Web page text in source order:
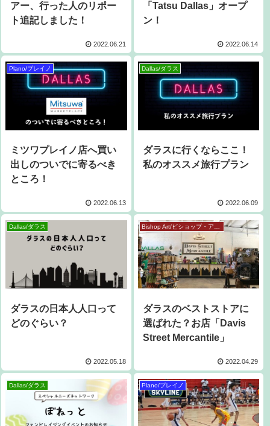
アー、行った人のリポー
ト追記しました！
2022.06.21
「Tatsu Dallas」オープ
ン！
2022.06.14
Plano/プレイノ
ミツワプレイノ店へ買い
出しのついでに寄るべき
ところ！
2022.06.13
Dallas/ダラス
ダラスに行くならここ！
私のオススメ旅行プラン
2022.06.09
Dallas/ダラス
ダラスの日本人人口って
どのぐらい？
2022.05.18
Bishop Art/ビショップ・アート
ダラスのベストストアに
選ばれた？お店「Davis
Street Mercantile」
2022.04.29
Dallas/ダラス Plano/プレイノ